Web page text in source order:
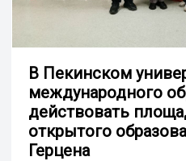
В Пекинском
международного
действовать
открытого
Герцена